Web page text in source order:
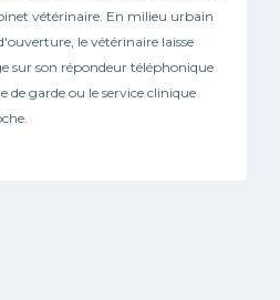
vétérinaire. En milieu urbain
le vétérinaire laisse
sur son répondeur téléphonique
de garde ou le service clinique